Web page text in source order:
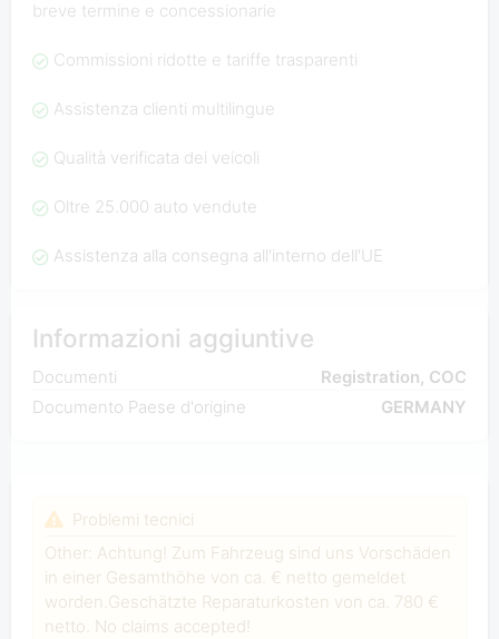
breve termine e concessionarie
Commissioni ridotte e tariffe trasparenti
Assistenza clienti multilingue
Qualità verificata dei veicoli
Oltre 25.000 auto vendute
Assistenza alla consegna all'interno dell'UE
Informazioni aggiuntive
Documenti
Registration, COC
Documento Paese d'origine
GERMANY
Problemi tecnici
Other: Achtung! Zum Fahrzeug sind uns Vorschäden
in einer Gesamthöhe von ca. € netto gemeldet
worden.Geschätzte Reparaturkosten von ca. 780 €
netto. No claims accepted!